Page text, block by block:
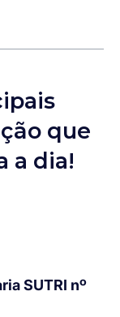
que
a dia!
SUTRI nº